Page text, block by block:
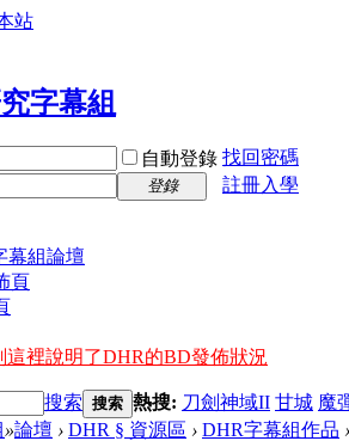
站
自動登錄 找回密碼
登錄
註冊入學
幕組論壇
頁
這裡說明了DHR的BD發佈狀況
搜索 搜索 熱搜: 刀劍神域II 甘城 魔
»論壇 › DHR § 資源區 › DHR字幕組作品 ›